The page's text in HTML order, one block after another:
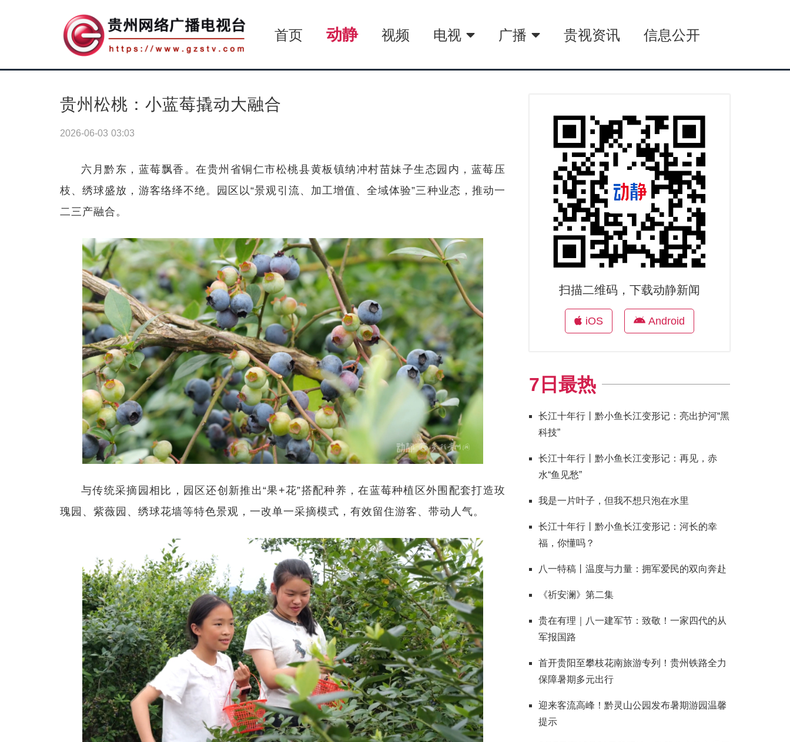
首页 动静 视频 电视 广播 贵视资讯 信息公开
贵州松桃：小蓝莓撬动大融合
2026-06-03 03:03
六月黔东，蓝莓飘香。在贵州省铜仁市松桃县黄板镇纳冲村苗妹子生态园内，蓝莓压
枝、绣球盛放，游客络绎不绝。园区以“景观引流、加工增值、全域体验”三种业态，推动一
二三产融合。
与传统采摘园相比，园区还创新推出“果+花”搭配种养，在蓝莓种植区外围配套打造玫
瑰园、紫薇园、绣球花墙等特色景观，一改单一采摘模式，有效留住游客、带动人气。
扫描二维码，下载动静新闻
iOS Android
7日最热
长江十年行丨黔小鱼长江变形记：亮出护河“黑
科技”
长江十年行丨黔小鱼长江变形记：再见，赤
水“鱼见愁”
我是一片叶子，但我不想只泡在水里
长江十年行丨黔小鱼长江变形记：河长的幸
福，你懂吗？
八一特稿丨温度与力量：拥军爱民的双向奔赴
《祈安澜》第二集
贵在有理｜八一建军节：致敬！一家四代的从
军报国路
首开贵阳至攀枝花南旅游专列！贵州铁路全力
保障暑期多元出行
迎来客流高峰！黔灵山公园发布暑期游园温馨
提示